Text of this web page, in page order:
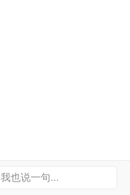
我也说一句...